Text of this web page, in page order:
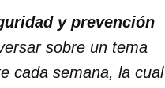
y prevención
sobre un tema
cada semana, la cual